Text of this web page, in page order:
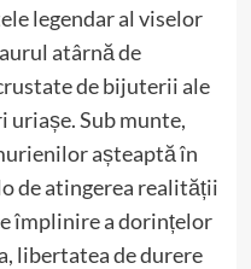
legendar al viselor
atârnă de
de bijuterii ale
uriașe. Sub munte,
așteaptă în
de atingerea realității
împlinire a dorințelor
libertatea de durere